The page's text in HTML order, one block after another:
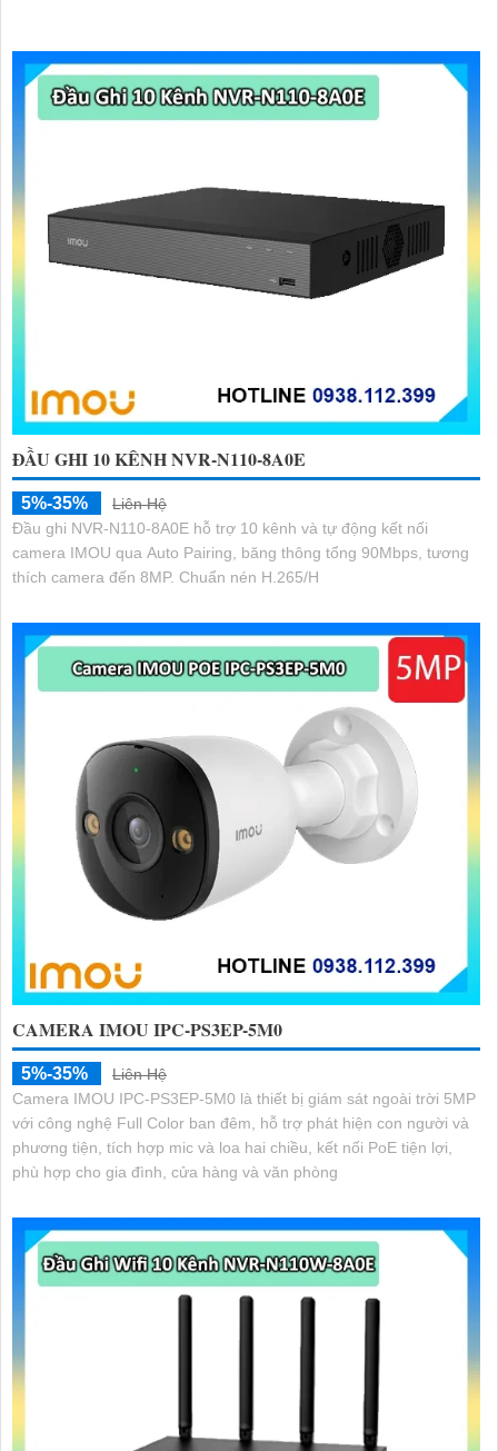
ĐẦU GHI 10 KÊNH NVR-N110-8A0E
5%-35%
Liên Hệ
Đầu ghi NVR-N110-8A0E hỗ trợ 10 kênh và tự động kết nối
camera IMOU qua Auto Pairing, băng thông tổng 90Mbps, tương
thích camera đến 8MP. Chuẩn nén H.265/H
CAMERA IMOU IPC-PS3EP-5M0
5%-35%
Liên Hệ
Camera IMOU IPC-PS3EP-5M0 là thiết bị giám sát ngoài trời 5MP
với công nghệ Full Color ban đêm, hỗ trợ phát hiện con người và
phương tiện, tích hợp mic và loa hai chiều, kết nối PoE tiện lợi,
phù hợp cho gia đình, cửa hàng và văn phòng